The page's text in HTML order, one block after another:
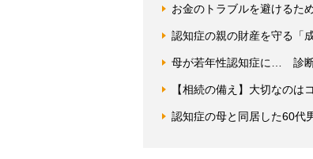
お金のトラブルを避けるた
認知症の親の財産を守る「
母が若年性認知症に… 診断
【相続の備え】大切なの
認知症の母と同居した60代